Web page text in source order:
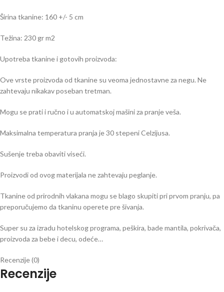
Širina tkanine: 160 +/- 5 cm
Težina: 230 gr m2
Upotreba tkanine i gotovih proizvoda:
Ove vrste proizvoda od tkanine su veoma jednostavne za negu. Ne
zahtevaju nikakav poseban tretman.
Mogu se prati i ručno i u automatskoj mašini za pranje veša.
Maksimalna temperatura pranja je 30 stepeni Celzijusa.
Sušenje treba obaviti viseći.
Proizvodi od ovog materijala ne zahtevaju peglanje.
Tkanine od prirodnih vlakana mogu se blago skupiti pri prvom pranju, pa
preporučujemo da tkaninu operete pre šivanja.
Super su za izradu hotelskog programa, peškira, bade mantila, pokrivača,
proizvoda za bebe i decu, odeće…
Recenzije (0)
Recenzije